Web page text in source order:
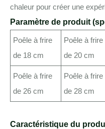
chaleur pour créer une
Paramètre de produit
Poêle à frire
de 18 cm
Poêle à frire
de 20 cm
Poêle à frire
de 26 cm
Poêle à frire
de 28 cm
Caractéristique du